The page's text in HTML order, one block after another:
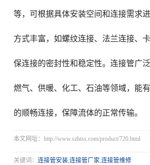
等，可根据具体安装空间和连接需求
方式丰富，如螺纹连接、法兰连接、
保连接的密封性和稳定性。连接管广
燃气、供暖、化工、石油等领域，能
的顺畅连接，保障流体的正常传输。
本文网址：http://www.szhtss.com/product/720.html
关键词：连接管安装,连接管厂家,连接管维修